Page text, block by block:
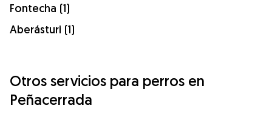
Fontecha (1)
Aberásturi (1)
Otros servicios para perros en
Peñacerrada